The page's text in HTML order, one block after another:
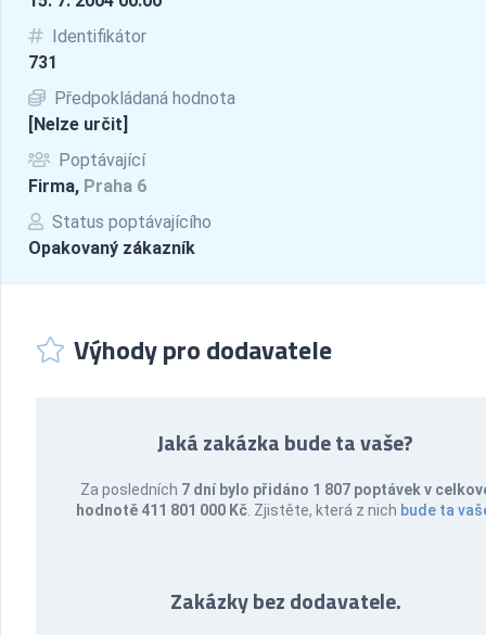
Identifikátor
731
Předpokládaná hodnota
[Nelze určit]
Poptávající
Firma, Praha 6
Status poptávajícího
Opakovaný zákazník
Výhody pro dodavatele
Jaká zakázka bude ta vaše?
Za posledních 7 dní bylo přidáno 1 807 poptávek v
hodnotě 411 801 000 Kč . Zjistěte, která z nich bude ta
Zakázky bez dodavatele.